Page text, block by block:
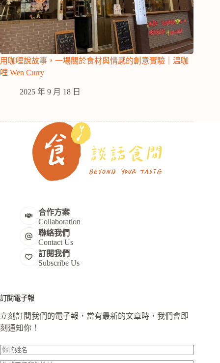
用咖哩說故事，一場關於食材與情感的創意實驗｜温咖
哩 Wen Curry
2025 年 9 月 18 日
合作方案
Collaboration
聯絡我們
Contact Us
訂閱我們
Subscribe Us
訂閱電子報
立刻訂閱我們的電子報，當有最新的文章時，我們會即
刻通知你！